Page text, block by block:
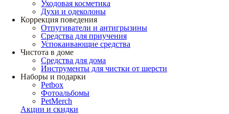
Уходовая косметика
Духи и одеколоны
Коррекция поведения
Отпугиватели и антигрызины
Средства для приучения
Успокаивающие средства
Чистота в доме
Средства для дома
Инструменты для чистки от шерсти
Наборы и подарки
Petbox
Фотоальбомы
PetMerch
Акции и скидки